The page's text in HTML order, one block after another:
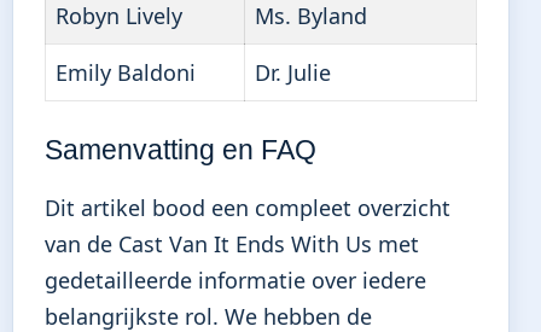
Robyn Lively
Ms. Byland
Emily Baldoni
Dr. Julie
Samenvatting en FAQ
Dit artikel bood een compleet overzicht
van de Cast Van It Ends With Us met
gedetailleerde informatie over iedere
belangrijkste rol. We hebben de